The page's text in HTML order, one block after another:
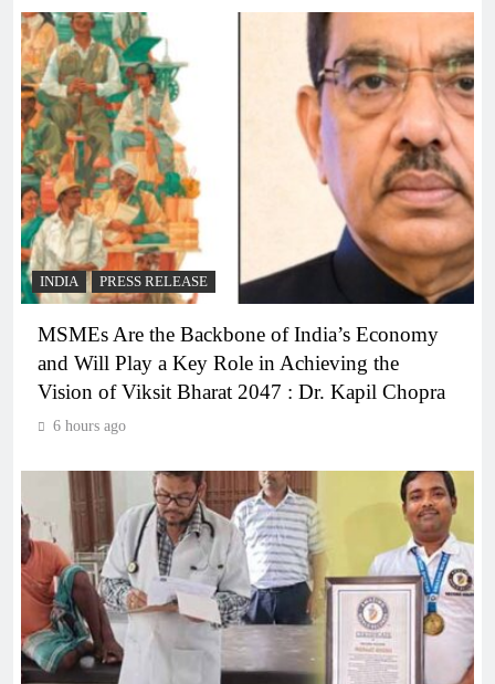
INDIA PRESS RELEASE
MSMEs Are the Backbone of India’s Economy
and Will Play a Key Role in Achieving the
Vision of Viksit Bharat 2047 : Dr. Kapil Chopra
6 hours ago